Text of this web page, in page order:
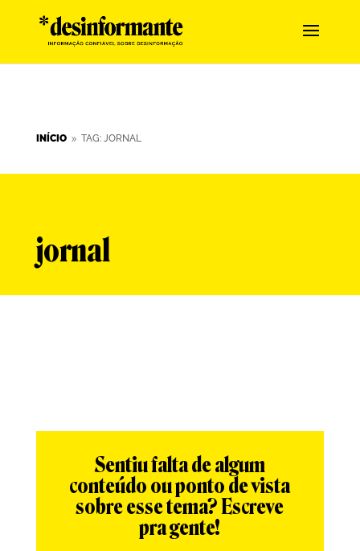
INÍCIO 9 TAG: JORNAL
jornal
Sentiu falta de algum
conteúdo ou ponto de vista
sobre esse tema? Escreve
pra gente!